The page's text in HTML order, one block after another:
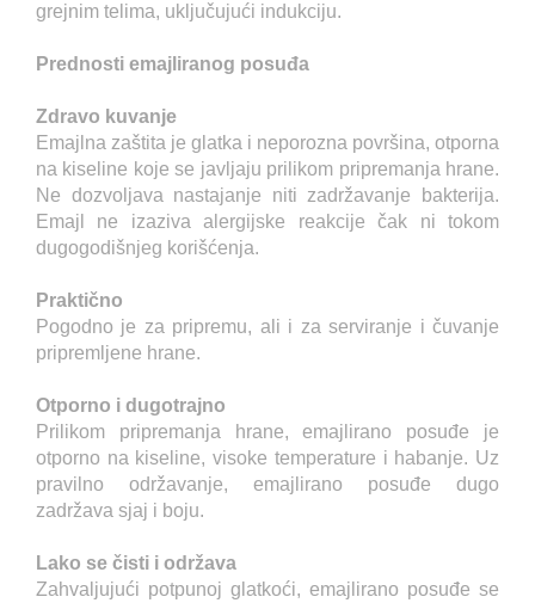
grejnim telima, uključujući indukciju.
Prednosti emajliranog posuđa
Zdravo kuvanje
Emajlna zaštita je glatka i neporozna površina, otporna
na kiseline koje se javljaju prilikom pripremanja hrane.
Ne dozvoljava nastajanje niti zadržavanje bakterija.
Emajl ne izaziva alergijske reakcije čak ni tokom
dugogodišnjeg korišćenja.
Praktično
Pogodno je za pripremu, ali i za serviranje i čuvanje
pripremljene hrane.
Otporno i dugotrajno
Prilikom pripremanja hrane, emajlirano posuđe je
otporno na kiseline, visoke temperature i habanje. Uz
pravilno održavanje, emajlirano posuđe dugo
zadržava sjaj i boju.
Lako se čisti i održava
Zahvaljujući potpunoj glatkoći, emajlirano posuđe se